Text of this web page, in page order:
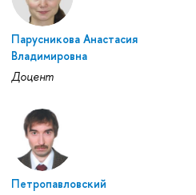
Парусникова Анастасия
Владимировна
Доцент
Петропавловский